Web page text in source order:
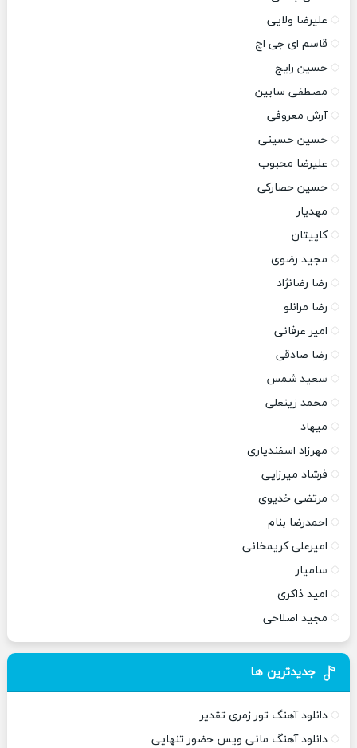
علیرضا ولایی
قاسم ای جی اچ
حسین رایج
مصطفی سابین
آرش معروفی
حسین حسینی
علیرضا محبوب
حسین حصارکی
مهدیار
کاپیتان
مجید رضوی
رضا رضانژاد
رضا مرانلو
امیر عرفانی
رضا صادقی
سعید شمس
محمد زینعلی
میهاد
مهرزاد اسفندیاری
فرشاد میرزایی
مرتضی خدیوی
احمدرضا بنام
امیرعلی کریمخانی
سامیار
امید ذاکری
مجید اصلاحی
جدیدترین ها
دانلود آهنگ تور زمری تقدیر
دانلود آهنگ مانی ویس حضور تنهایی